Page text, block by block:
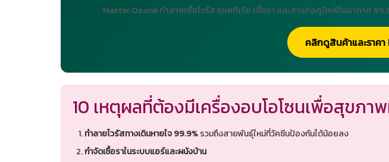
Master Ozone ทำลายเชื้อไวรัส แบคทีเรีย เชื้อรา และสารก่อภูมิแพ้ในอากาศ
คลิกดูสินค้าและราค
10 เหตุผลที่ต้องมีเครื่องอบโอโซนเพื่อสุขภา
ทำลายไวรัสทางเดินหายใจ 99.9%รวมถึงสายพันธุ์ใหม่ที่วัคซีนป้องกันได้น้อยลง
กำจัดเชื้อราในระบบแอร์และผนังบ้าน